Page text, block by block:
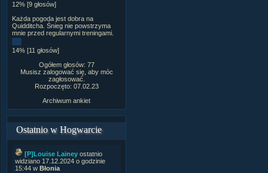
12% [9 głosów]
Każda pogoda jest dobra na
Quidditcha. Śnieg nie powstrzyma
mnie przed regularnymi treningami.
14% [11 głosów]
Ogółem głosów: 77
Musisz zalogować się, aby móc
zagłosować.
Rozpoczęto: 07.02.23
Archiwum ankiet
Ostatnio w Hogwarcie
[P]Louise Lainey ostatnio
widziano 17.12.2024 o godzinie
15:44 w Błonia